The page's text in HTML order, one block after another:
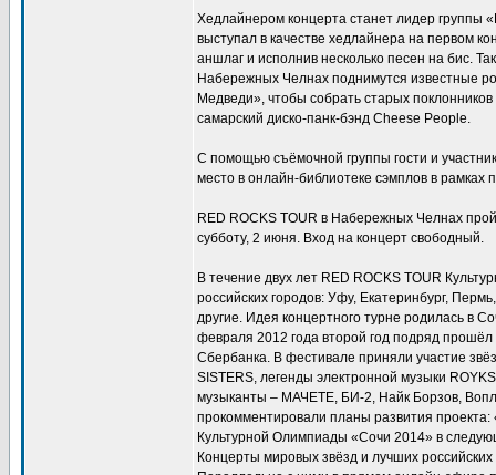
Хедлайнером концерта станет лидер группы
выступал в качестве хедлайнера на первом
аншлаг и исполнив несколько песен на бис.
Набережных Челнах поднимутся известные
Медведи», чтобы собрать старых
самарский диско-панк-бэнд Cheese People.
С помощью съёмочной группы гости и
место в онлайн-библиотеке сэмплов в рамках
RED ROCKS TOUR в Набережных Челнах
субботу, 2 июня. Вход на концерт свободный.
В течение двух лет RED ROCKS TOUR
российских городов: Уфу, Екатеринбург,
другие. Идея концертного турне родилась в
февраля 2012 года второй год подряд
Сбербанка. В фестивале приняли участие
SISTERS, легенды электронной музыки
музыканты – МАЧЕТЕ, БИ-2, Найк Борзов,
прокомментировали планы развития
Культурной Олимпиады «Сочи 2014» в
Концерты мировых звёзд и лучших